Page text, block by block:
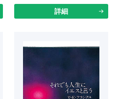
詳細